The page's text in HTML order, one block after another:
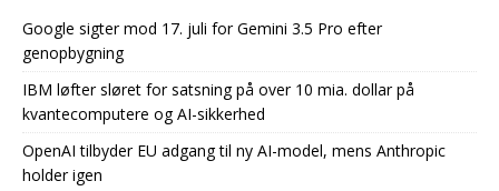
Google sigter mod 17. juli for Gemini 3.5 Pro efter
genopbygning
IBM løfter sløret for satsning på over 10 mia. dollar på
kvantecomputere og AI-sikkerhed
OpenAI tilbyder EU adgang til ny AI-model, mens Anthropic
holder igen